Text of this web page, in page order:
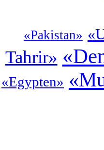
«Pakistan»
Tahrir»
«Egypten»